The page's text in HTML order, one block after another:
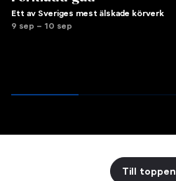
Ett av Sveriges mest älskade körverk
9 sep – 10 sep
Till toppen